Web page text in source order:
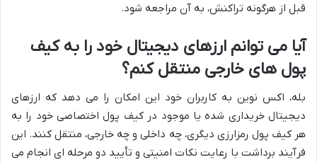
قبل از هرگونه تراکنش، به آن مراجعه شود.
آیا می توانم ارزهای دیجیتال خود را به کیف
پول های خارجی منتقل کنم؟
بله، اکس نوین به کاربران خود این امکان را می دهد که ارزهای
دیجیتال خریداری شده یا موجود در کیف پول اختصاصی خود را به
هر کیف پول رمزارزی دیگری، چه داخلی و چه خارجی، منتقل کنند. این
فرآیند برداشت با رعایت نکات امنیتی و تأیید دو مرحله ای انجام می